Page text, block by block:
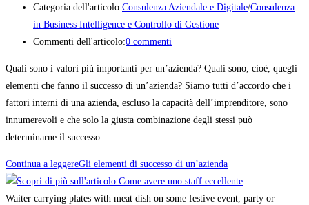
Categoria dell'articolo:Consulenza Aziendale e Digitale/Consulenza
in Business Intelligence e Controllo di Gestione
Commenti dell'articolo:0 commenti
Quali sono i valori più importanti per un’azienda? Quali sono, cioè, quegli
elementi che fanno il successo di un’azienda? Siamo tutti d’accordo che i
fattori interni di una azienda, escluso la capacità dell’imprenditore, sono
innumerevoli e che solo la giusta combinazione degli stessi può
determinarne il successo.
Continua a leggereGli elementi di successo di un’azienda
Waiter carrying plates with meat dish on some festive event, party or